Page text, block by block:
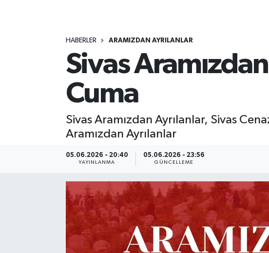
HABERLER ARAMIZDAN AYRILANLAR
Sivas
Cuma
Sivas Aramızdan Ayrılanlar, Sivas
Aramızdan Ayrılanlar
05.06.2026 - 20:40
YAYINLANMA
05.06.2026 - 23:56
GÜNCELLEME
ÖZEL HABER
RESMİ İLANLAR
SPONSORLU YAZI